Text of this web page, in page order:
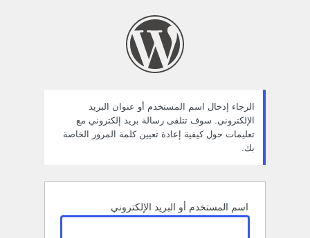
الرجاء إدخال اسم المستخدم أو عنوان البريد
الإلكتروني. سوف تتلقى رسالة بريد إلكتروني مع
تعليمات حول كيفية إعادة تعيين كلمة المرور الخاصة
بك.
اسم المستخدم أو البريد الإلكتروني